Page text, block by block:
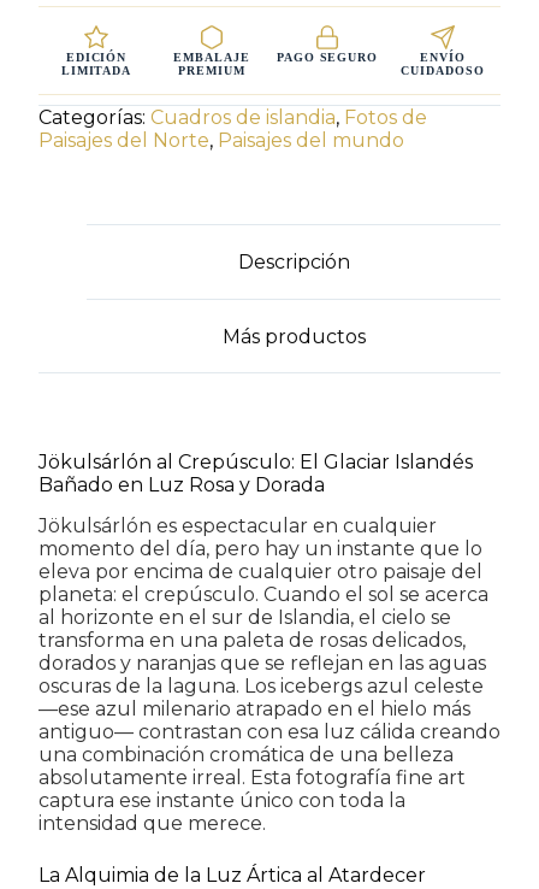
Islandés
Icebergs
Azules
y
Cielo
Rosa
EDICIÓN
LIMITADA
EMBALAJE
PREMIUM
PAGO SEGURO
ENVÍO
CUIDADOSO
Categorías: Cuadros de islandia, Fotos de
Paisajes del Norte, Paisajes del mundo
Descripción
Más productos
Jökulsárlón al Crepúsculo: El Glaciar Islandés
Bañado en Luz Rosa y Dorada
Jökulsárlón es espectacular en cualquier
momento del día, pero hay un instante que lo
eleva por encima de cualquier otro paisaje del
planeta: el crepúsculo. Cuando el sol se acerca
al horizonte en el sur de Islandia, el cielo se
transforma en una paleta de rosas delicados,
dorados y naranjas que se reflejan en las aguas
oscuras de la laguna. Los icebergs azul celeste
—ese azul milenario atrapado en el hielo más
antiguo— contrastan con esa luz cálida creando
una combinación cromática de una belleza
absolutamente irreal. Esta fotografía fine art
captura ese instante único con toda la
intensidad que merece.
La Alquimia de la Luz Ártica al Atardecer